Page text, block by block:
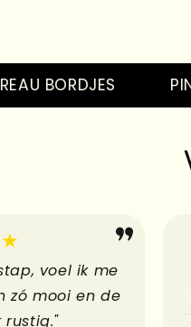
BORDJES
voel ik me
zó mooi en de
rustig."